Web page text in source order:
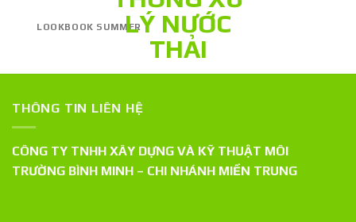
LOOKBOOK SUMMER
THÔNG TIN LIÊN HỆ
CÔNG TY TNHH XÂY DỰNG VÀ KỸ THUẬT MÔI
TRƯỜNG BÌNH MINH – CHI NHÁNH MIỀN TRUNG